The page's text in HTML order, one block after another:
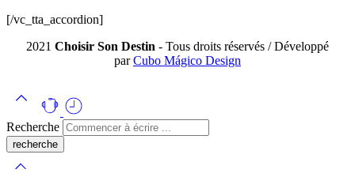
[/vc_tta_accordion]
2021 Choisir Son Destin - Tous droits réservés / Développé
parCubo Mágico Design
Recherche